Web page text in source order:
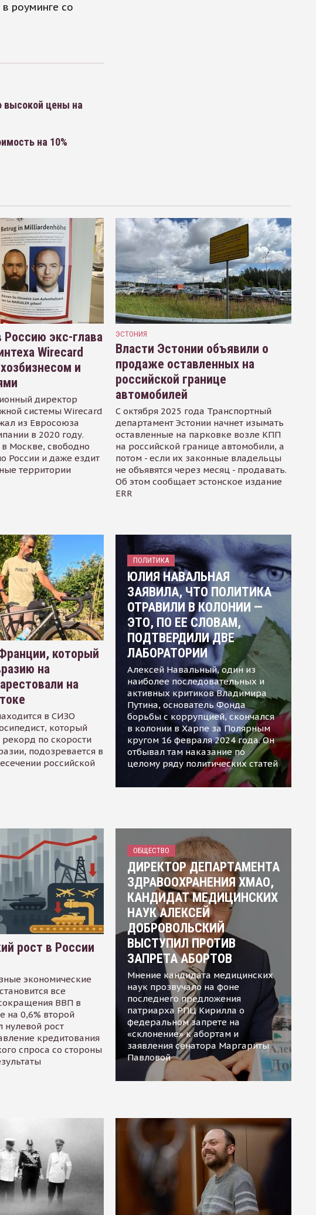
роуминге со
высокой цены на
на 10%
экс-глава
Wirecard
и
директор
системы Wirecard
из Евросоюза
в 2020 году.
Москве, свободно
России и даже ездит
территории
ЭСТОНИЯ
Власти Эстонии объявили о
продаже оставленных на
российской границе
автомобилей
С октября 2025 года Транспортный
департамент Эстонии начнет изымать
оставленные на парковке возле КПП
на российской границе автомобили, а
потом - если их законные владельцы
не объявятся через месяц - продавать.
Об этом сообщает эстонское издание
ERR
который
на
на
в СИЗО
который
рекорд по скорости
подозревается в
российской
ПОЛИТИКА
ЮЛИЯ НАВАЛЬНАЯ
ЗАЯВИЛА, ЧТО ПОЛИТИКА
ОТРАВИЛИ В КОЛОНИИ —
ЭТО, ПО ЕЕ СЛОВАМ,
ПОДТВЕРДИЛИ ДВЕ
ЛАБОРАТОРИИ
Алексей Навальный, один из
наиболее последовательных и
активных критиков Владимира
Путина, основатель Фонда
борьбы с коррупцией, скончался
в колонии в Харпе за Полярным
кругом 16 февраля 2024 года. Он
отбывал там наказание по
целому ряду политических статей
рост в России
экономические
все
ВВП в
на 0,6% второй
нулевой рост
кредитования
спроса со стороны
ОБЩЕСТВО
ДИРЕКТОР ДЕПАРТАМЕНТА
ЗДРАВООХРАНЕНИЯ ХМАО,
КАНДИДАТ МЕДИЦИНСКИХ
НАУК АЛЕКСЕЙ
ДОБРОВОЛЬСКИЙ
ВЫСТУПИЛ ПРОТИВ
ЗАПРЕТА АБОРТОВ
Мнение кандидата медицинских
наук прозвучало на фоне
последнего предложения
патриарха РПЦ Кирилла о
федеральном запрете на
«склонение» к абортам и
заявления сенатора Маргариты
Павловой